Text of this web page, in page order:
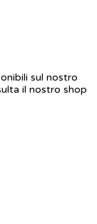
sul nostro
il nostro shop